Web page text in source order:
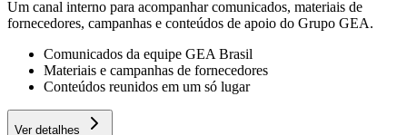
Um canal interno para acompanhar comunicados, materiais de
fornecedores, campanhas e conteúdos de apoio do Grupo GEA.
Comunicados da equipe GEA Brasil
Materiais e campanhas de fornecedores
Conteúdos reunidos em um só lugar
Ver detalhes